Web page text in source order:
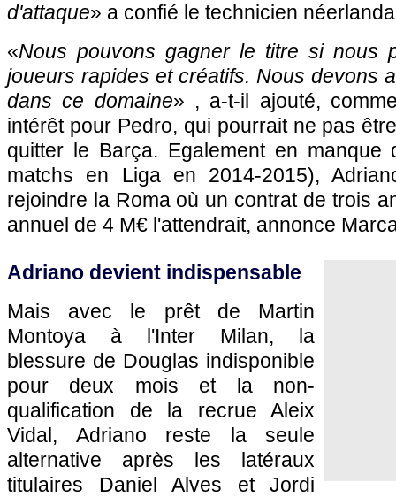
d'attaque» a confié le technicien
«Nous pouvons gagner le titre si nous
joueurs rapides et créatifs. Nous devons
dans ce domaine» , a-t-il ajouté,
intérêt pour Pedro, qui pourrait ne pas
quitter le Barça. Egalement en
matchs en Liga en 2014-2015),
rejoindre la Roma où un contrat de trois
annuel de 4 M€ l'attendrait, annonce
Adriano devient indispensable
Mais avec le prêt de Martin
Montoya à l'Inter Milan, la
blessure de Douglas indisponible
pour deux mois et la non-
qualification de la recrue Aleix
Vidal, Adriano reste la seule
alternative après les latéraux
titulaires Daniel Alves et Jordi